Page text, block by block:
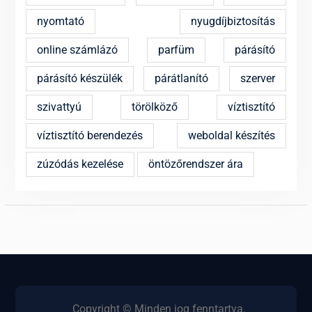
nyomtató nyugdíjbiztosítás
online számlázó parfüm párásító
párásító készülék párátlanító szerver
szivattyú törölköző víztisztító
víztisztító berendezés weboldal készítés
zúzódás kezelése öntözőrendszer ára
Copyright © Minden jog fenntartva.